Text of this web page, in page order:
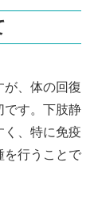
が、体の回復
です。下肢静
く、特に免疫
を行うことで